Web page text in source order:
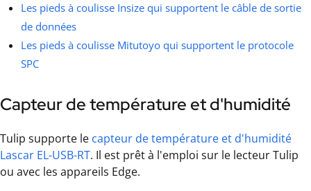
Les pieds à coulisse Insize qui supportent le câble de sortie
de données
Les pieds à coulisse Mitutoyo qui supportent le protocole
SPC
Capteur de température et d'humidité
Tulip supporte le capteur de température et d'humidité
Lascar EL-USB-RT. Il est prêt à l'emploi sur le lecteur Tulip
ou avec les appareils Edge.